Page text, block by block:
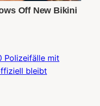
Polizeifälle mit
bleibt